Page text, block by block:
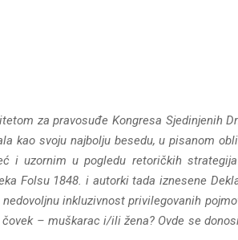
za pravosuđe Kongresa Sjedinjenih
kao svoju najbolju besedu, u pisanom
uzornim u pogledu retoričkih
Folsu 1848. i autorki tada iznesene
inkluzivnost privilegovanih
– muškarac i/ili žena? Ovde se